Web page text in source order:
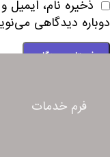
ذخیره نام، ایمیل
دوباره دیدگاهی
فرم خدمات